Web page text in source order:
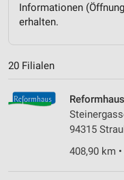
Informationen
erhalten.
20 Filialen
94315
408,90 km